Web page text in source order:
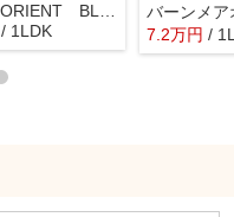
/ 1LDK 7.2万円 /